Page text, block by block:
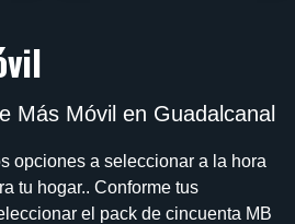
Más Móvil en Guadalcanal
opciones a seleccionar a la hora
tu hogar.. Conforme tus
el pack de cincuenta MB